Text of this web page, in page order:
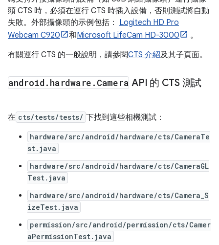
頭 CTS 時，必須在運行 CTS 時插入設備，否則測試將自動
失敗。外部攝像頭的示例包括： Logitech HD Pro
Webcam C920
和Microsoft LifeCam HD-3000
。
有關運行 CTS 的一般說明，請參閱CTS 介紹及其子頁面。
android . hardware . Camera API 的 CTS 測試
在 cts/tests/tests/ 下找到這些相機測試：
hardware/src/android/hardware/cts/CameraTe
st.java
hardware/src/android/hardware/cts/CameraGL
Test.java
hardware/src/android/hardware/cts/Camera_S
izeTest.java
permission/src/android/permission/cts/Camer
aPermissionTest.java